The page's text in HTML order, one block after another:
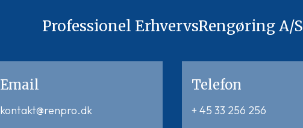
Professionel ErhvervsRengøring A/S
Email
kontakt@renpro.dk
Telefon
+ 45 33 256 256